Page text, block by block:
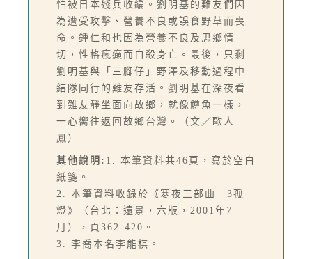
怕被日本殘兵收編。劉明基的難友們因
為遭受攻擊、營養不良或誤食野草而喪
命。鍾仁和也因為營養不良及思鄉情
切，性格瘋癲而自殺身亡。最後，只剩
劉明基與「三腳仔」野澤及移動過程中
結隊同行的難友存活。劉明基在深夜看
到難友靜坐面向故鄉，就像鱒魚一樣，
一心嚮往返回故鄉台灣。（文／歐人
鳳）
其他說明: 1. 本筆資料共46頁，寫於空白
紙箋。
2. 本筆資料收錄於《寒夜三部曲－3孤
燈》（台北：遠景，六版，2001年7
月），頁362-420。
3. 李喬本名李能棋。